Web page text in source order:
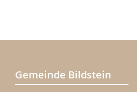
Gemeinde Bildstein